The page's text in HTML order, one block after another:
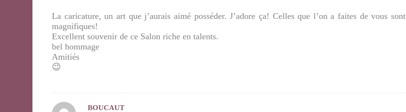
La caricature, un art que j’aurais aimé posséder. J’adore ça! Celles que l’on a faites de vous sont
magnifiques!
Excellent souvenir de ce Salon riche en talents.
bel hommage
Amitiés
😉
BOUCAUT